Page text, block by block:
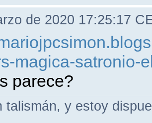
de 2020 17:25:17
magica-satronio-
parece?
talismán, y estoy